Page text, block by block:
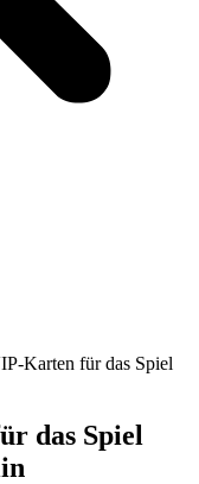
Karten für das Spiel
das Spiel